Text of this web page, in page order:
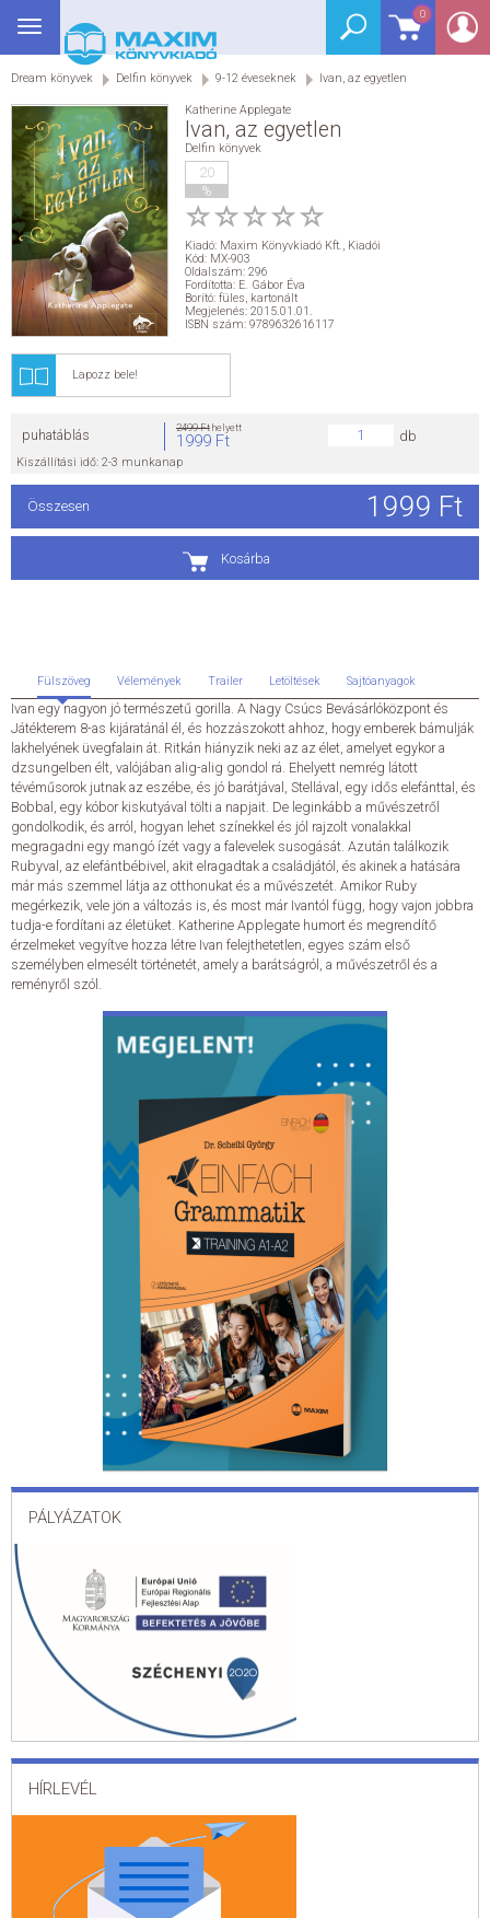
0
Toggle
navigation
Dream könyvek Delfin könyvek 9-12 éveseknek Ivan, az egyetlen
Katherine Applegate
Ivan, az egyetlen
Delfin könyvek
20
%
Kiadó: Maxim Könyvkiadó Kft., Kiadói
Kód: MX-903
Oldalszám: 296
Fordította: E. Gábor Éva
Borító: füles, kartonált
Megjelenés: 2015.01.01.
ISBN szám: 9789632616117
Lapozz bele!
Kosárba
puhatáblás 2499 Fthelyett
1999 Ft db
Kiszállítási idő: 2-3 munkanap
Összesen 1999 Ft
Fülszöveg Vélemények Trailer Letöltések Sajtóanyagok
Ivan egy nagyon jó természetű gorilla. A Nagy Csúcs Bevásárlóközpont és
Játékterem 8-as kijáratánál él, és hozzászokott ahhoz, hogy emberek bámulják
lakhelyének üvegfalain át. Ritkán hiányzik neki az az élet, amelyet egykor a
dzsungelben élt, valójában alig-alig gondol rá. Ehelyett nemrég látott
tévéműsorok jutnak az eszébe, és jó barátjával, Stellával, egy idős elefánttal, és
Bobbal, egy kóbor kiskutyával tölti a napjait. De leginkább a művészetről
gondolkodik, és arról, hogyan lehet színekkel és jól rajzolt vonalakkal
megragadni egy mangó ízét vagy a falevelek susogását. Azután találkozik
Rubyval, az elefántbébivel, akit elragadtak a családjától, és akinek a hatására
már más szemmel látja az otthonukat és a művészetét. Amikor Ruby
megérkezik, vele jön a változás is, és most már Ivantól függ, hogy vajon jobbra
tudja-e fordítani az életüket. Katherine Applegate humort és megrendítő
érzelmeket vegyítve hozza létre Ivan felejthetetlen, egyes szám első
személyben elmesélt történetét, amely a barátságról, a művészetről és a
reményről szól.
PÁLYÁZATOK
HÍRLEVÉL
BEJELENTKEZÉS
SEGÉDKÖNYV
NYELVKÖNYV
GRIMM SZÓTÁR
DREAM KÖNYVEK
E-KÖNYVEK
ÁLTALÁNOS SZERZŐDÉSI FELTÉTELEK
ADATKEZELÉSI ÉS ADATVÉDELMI SZABÁLYZAT